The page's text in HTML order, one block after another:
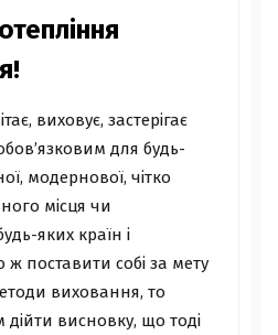
виховує, застерігає
для будь-
модернової, чітко
місця чи
яких країн і
поставити собі за мету
виховання, то
висновку, що тоді